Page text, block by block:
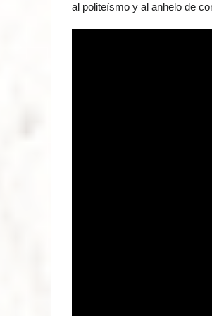
al politeísmo y al anhelo de